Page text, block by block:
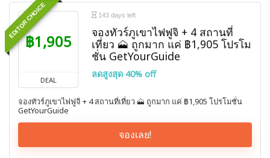
EDITOR CHOICE
฿1,905
DEAL
143 days left
จองทัวร์ภูเขาไฟฟูจิ + 4 สถานที่
เที่ยว 🗻 ถูกมาก แค่ ฿1,905 โปรโม
ชั่น GetYourGuide
ลดสูงสุด 40% off
จองทัวร์ภูเขาไฟฟูจิ + 4 สถานที่เที่ยว 🗻 ถูกมาก แค่ ฿1,905 โปรโมชั่น
GetYourGuide
จองเลย!